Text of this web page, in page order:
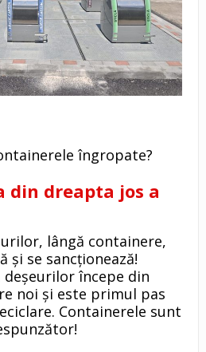
îngropate?
din dreapta jos a
lângă containere,
se sancționează!
începe din
noi și este primul pas
Containerele sunt